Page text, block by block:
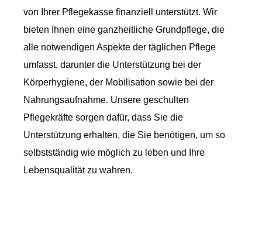
von Ihrer Pflegekasse finanziell unterstützt. Wir
bieten Ihnen eine ganzheitliche Grundpflege, die
alle notwendigen Aspekte der täglichen Pflege
umfasst, darunter die Unterstützung bei der
Körperhygiene, der Mobilisation sowie bei der
Nahrungsaufnahme. Unsere geschulten
Pflegekräfte sorgen dafür, dass Sie die
Unterstützung erhalten, die Sie benötigen, um so
selbstständig wie möglich zu leben und Ihre
Lebensqualität zu wahren.